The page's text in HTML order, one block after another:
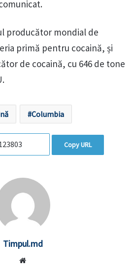
producător mondial de
primă pentru cocaină, și
de cocaină, cu 646 de tone
Columbia
Copy URL
Timpul.md